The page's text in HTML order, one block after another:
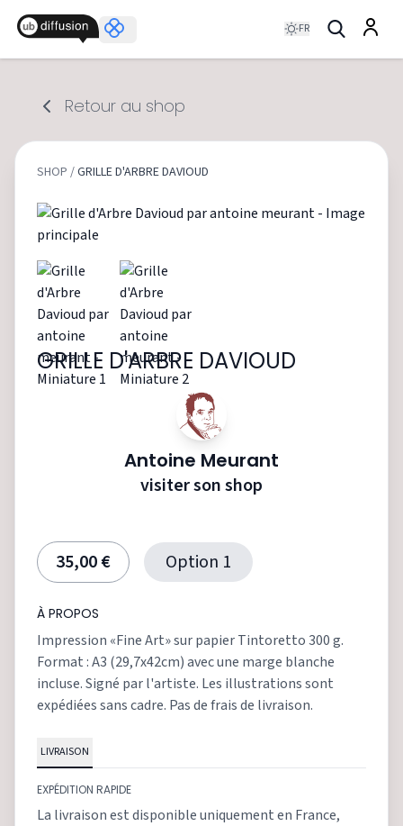
FR
Retour au shop
SHOP /GRILLE D'ARBRE DAVIOUD
GRILLE D'ARBRE DAVIOUD
Antoine Meurant
visiter son shop
35,00 € Option 1
À PROPOS
Impression «Fine Art» sur papier Tintoretto 300 g.
Format : A3 (29,7x42cm) avec une marge blanche
incluse. Signé par l'artiste. Les illustrations sont
expédiées sans cadre. Pas de frais de livraison.
LIVRAISON
EXPÉDITION RAPIDE
La livraison est disponible uniquement en France,